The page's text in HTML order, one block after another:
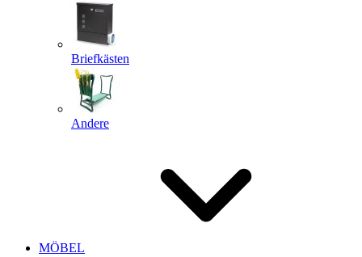
Briefkästen
Andere
MÖBEL